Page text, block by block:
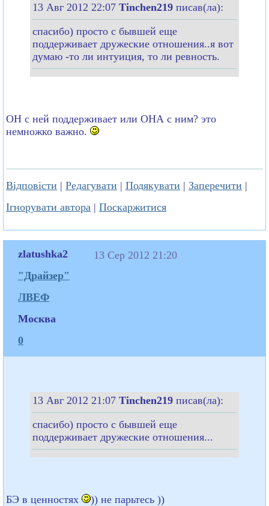
13 Авг 2012 22:07 Tinchen219 писав(ла):
спасибо) просто с бывшей еще
поддерживает дружеские отношения..я вот
думаю -то ли интуиция, то ли ревность.
ОН с ней поддерживает или ОНА с ним? это
немножко важно.
Відповісти | Редагувати | Подякувати | Заперечити |
Ігнорувати автора | Поскаржитися
zlatushka2
"Драйзер"
ЛВЕФ
Москва
0
13 Сер 2012 21:20
13 Авг 2012 21:07 Tinchen219 писав(ла):
спасибо) просто с бывшей еще
поддерживает дружеские отношения...
БЭ в ценностях )) не парьтесь ))